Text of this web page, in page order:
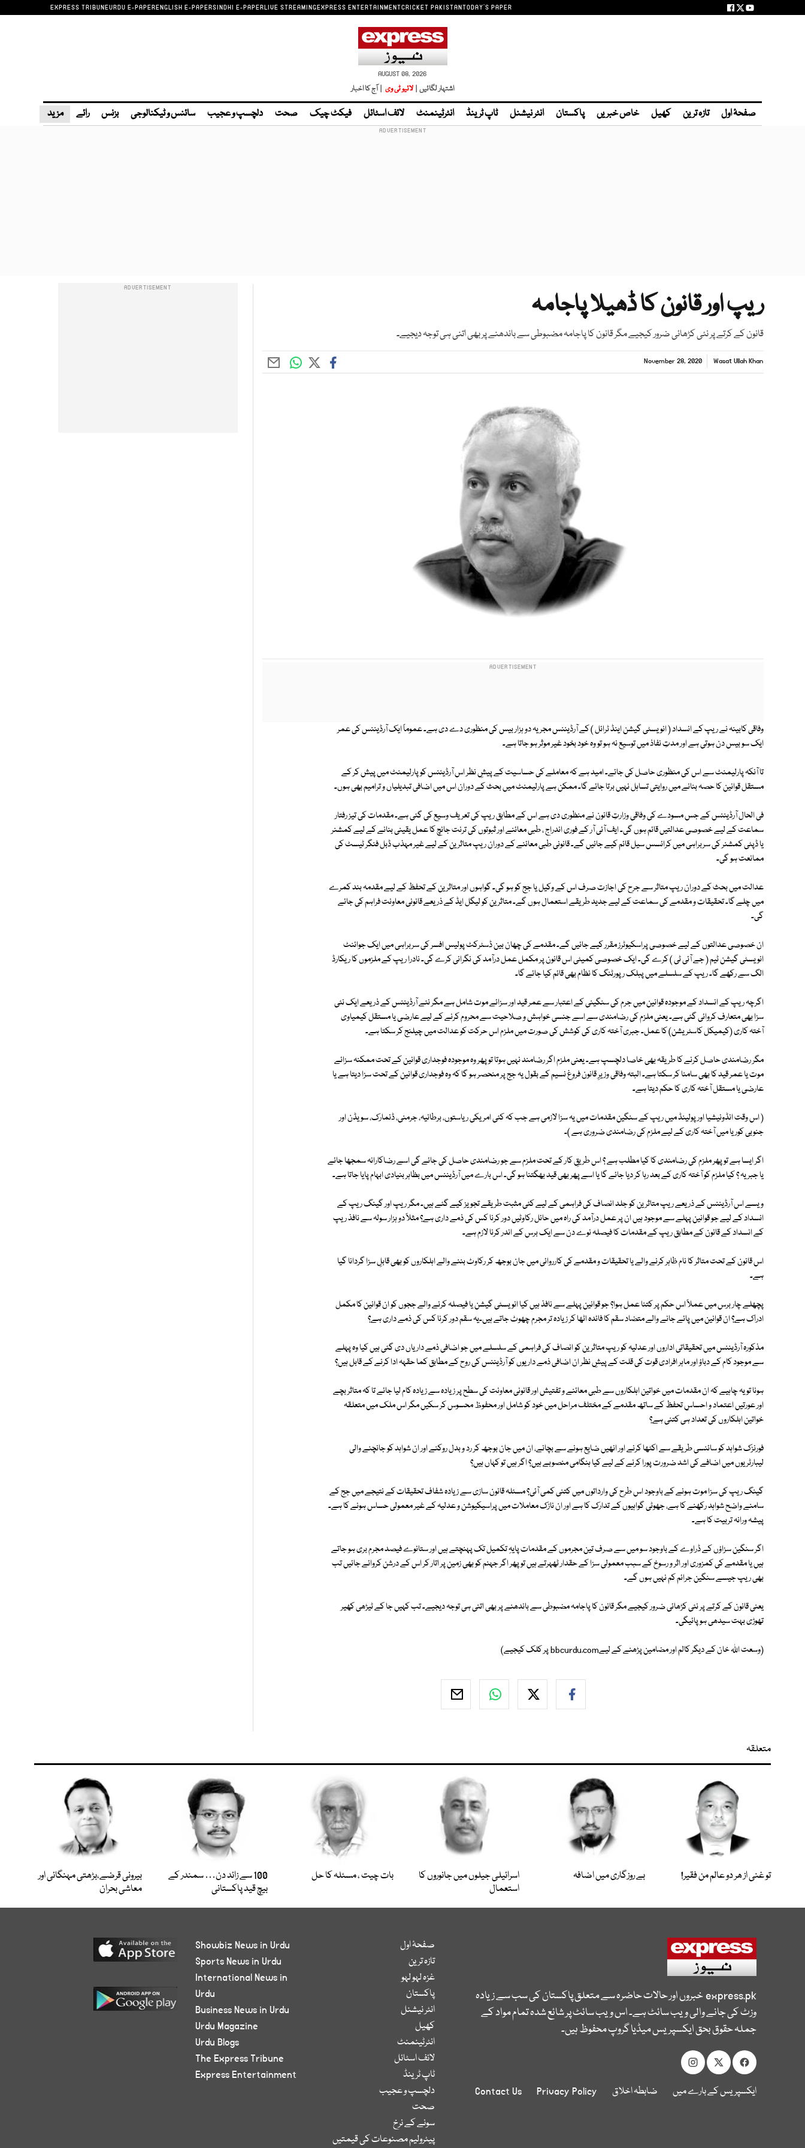
EXPRESS TRIBUNEURDU E-PAPERENGLISH E-PAPERSINDHI E-PAPERLIVE STREAMINGEXPRESS ENTERTAINMENTCRICKET PAKISTANTODAY'S PAPER
AUGUST 08, 2026
اشتہار لگائیں | لائیو ٹی وی | آج کا اخبار
صفحۂ اول تازہ ترین کھیل خاص خبریں پاکستان انٹر نیشنل ٹاپ ٹرینڈ انٹرٹینمنٹ لائف اسٹائل فیکٹ چیک صحت دلچسپ و عجیب سائنس و ٹیکنالوجی بزنس رائے مزید
ریپ اور قانون کا ڈھیلا پاجامہ
قانون کے کرتے پر نئی کڑھائی ضرور کیجیے مگر قانون کا پاجامہ مضبوطی سے باندھنے پر بھی اتنی ہی توجہ دیجیے۔
Wasat Ullah Khan
November 28, 2020
وفاقی کابینہ نے ریپ کے انسداد ( انویسٹی گیشن اینڈ ٹرائل ) کے آرڈیننس مجریہ دو ہزار بیس کی منظوری دے دی ہے۔ عموماً ایک آرڈیننس کی عمر
ایک سو بیس دن ہوتی ہے اور مدتِ نفاذ میں توسیع نہ ہو تو وہ خود بخود غیر موثر ہو جاتا ہے۔
تا آنکہ پارلیمنٹ سے اس کی منظوری حاصل کی جائے۔ امید ہے کہ معاملے کی حساسیت کے پیشِ نظر اس آرڈیننس کو پارلیمنٹ میں پیش کر کے
مستقل قوانین کا حصہ بنانے میں روایتی تساہل نہیں برتا جائے گا۔ ممکن ہے پارلیمنٹ میں بحث کے دوران اس میں اضافی تبدیلیاں و ترامیم بھی ہوں۔
فی الحال آرڈیننس کے جس مسودے کی وفاقی وزارتِ قانون نے منظوری دی ہے اس کے مطابق ریپ کی تعریف وسیع کی گئی ہے۔ مقدمات کی تیز رفتار
سماعت کے لیے خصوصی عدالتیں قائم ہوں گی۔ ایف آئی آر کے فوری اندراج ، طبی معائنے اور ثبوتوں کی ترنت جانچ کا عمل یقینی بنانے کے لیے کمشنر
یا ڈپٹی کمشنر کی سربراہی میں کرائسس سیل قائم کیے جائیں گے۔ قانونی طبی معائنے کے دوران ریپ متاثرین کے لیے غیر مہذب ڈبل فنگر ٹیسٹ کی
ممانعت ہو گی۔
عدالت میں بحث کے دوران ریپ متاثر سے جرح کی اجازت صرف اس کے وکیل یا جج کو ہو گی۔ گواہوں اور متاثرین کے تحفظ کے لیے مقدمہ بند کمرے
میں چلے گا۔ تحقیقات و مقدمے کی سماعت کے لیے جدید طریقے استعمال ہوں گے۔ متاثرین کو لیگل ایڈ کے ذریعے قانونی معاونت فراہم کی جائے
گی۔
ان خصوصی عدالتوں کے لیے خصوصی پراسکیوٹرز مقرر کیے جائیں گے۔ مقدمے کی چھان بین ڈسٹرکٹ پولیس افسر کی سربراہی میں ایک جوائنٹ
انویسٹی گیشن ٹیم ( جے آئی ٹی ) کرے گی۔ ایک خصوصی کمیٹی اس قانون پر مکمل عمل درآمد کی نگرانی کرے گی۔ نادرا ریپ کے ملزموں کا ریکارڈ
الگ سے رکھے گا۔ ریپ کے سلسلے میں پبلک رپورٹنگ کا نظام بھی قائم کیا جائے گا۔
اگرچہ ریپ کے انسداد کے موجودہ قوانین میں جرم کی سنگینی کے اعتبار سے عمر قید اور سزائے موت شامل ہے مگر نئے آرڈیننس کے ذریعے ایک نئی
سزا بھی متعارف کروائی گئی ہے۔ یعنی ملزم کی رضامندی سے اسے جنسی خواہش و صلاحیت سے محروم کرنے کے لیے عارضی یا مستقل کیمیاوی
آختہ کاری (کیمیکل کاسٹریشن) کا عمل۔ جبری آختہ کاری کی کوشش کی صورت میں ملزم اس حرکت کو عدالت میں چیلنج کر سکتا ہے۔
مگر رضامندی حاصل کرنے کا طریقہ بھی خاصا دلچسپ ہے۔ یعنی ملزم اگر رضامند نہیں ہوتا تو پھر وہ موجودہ فوجداری قوانین کے تحت ممکنہ سزائے
موت یا عمر قید کا بھی سامنا کر سکتا ہے۔ البتہ وفاقی وزیرِ قانون فروغ نسیم کے بقول یہ جج پر منحصر ہو گا کہ وہ فوجداری قوانین کے تحت سزا دیتا ہے یا
عارضی یا مستقل آختہ کاری کا حکم دیتا ہے۔
( اس وقت انڈونیشیا اور پولینڈ میں ریپ کے سنگین مقدمات میں یہ سزا لازمی ہے جب کہ کئی امریکی ریاستوں، برطانیہ، جرمنی، ڈنمارک، سویڈن اور
جنوبی کوریا میں آختہ کاری کے لیے ملزم کی رضامندی ضروری ہے )۔
اگر ایسا ہے تو پھر ملزم کی رضامندی کا کیا مطلب ہے ؟ اس طریقِ کار کے تحت ملزم سے جو رضامندی حاصل کی جائے گی اسے رضاکارانہ سمجھا جائے
یا جبریہ ؟ کیا ملزم کو آختہ کاری کے بعد رہا کر دیا جائے گا یا اسے پھر بھی قید بھگتنا ہو گی۔ اس بارے میں آرڈیننس میں بظاہر بنیادی ابہام پایا جاتا ہے۔
ویسے اس آرڈیننس کے ذریعے ریپ متاثرین کو جلد انصاف کی فراہمی کے لیے کئی مثبت طریقے تجویز کیے گئے ہیں۔ مگر ریپ اور گینگ ریپ کے
انسداد کے لیے جو قوانین پہلے سے موجود ہیں ان پر عمل درآمد کی راہ میں حائل رکاوٹیں دور کرنا کس کی ذمے داری ہے؟ مثلاً دو ہزار سولہ سے نافذ ریپ
کے انسداد کے قانون کے مطابق ریپ کے مقدمات کا فیصلہ نوے دن سے ایک برس کے اندر کرنا لازم ہے۔
اس قانون کے تحت متاثر کا نام ظاہر کرنے والے یا تحقیقات و مقدمے کی کارروائی میں جان بوجھ کر رکاوٹ بننے والے اہلکاروں کو بھی قابلِ سزا گردانا گیا
ہے۔
پچھلے چار برس میں عملاً اس حکم پر کتنا عمل ہوا؟ جو قوانین پہلے سے نافذ ہیں کیا انویسٹی گیشن یا فیصلہ کرنے والے ججوں کو ان قوانین کا مکمل
ادراک ہے؟ ان قوانین میں پائے جانے والے متضاد سقم کا فائدہ اٹھا کر زیادہ تر مجرم چھوٹ جاتے ہیں۔یہ سقم دور کرنا کس کی ذمے داری ہے؟
مذکورہ آرڈیننس میں تحقیقاتی اداروں اور عدلیہ کو ریپ متاثرین کو انصاف کی فراہمی کے سلسلے میں جو اضافی ذمے داریاں دی گئی ہیں کیا وہ پہلے
سے موجود کام کے دباؤ اور ماہر افرادی قوت کی قلت کے پیشِ نظر ان اضافی ذمے داریوں کو آرڈیننس کی روح کے مطابق کما حقہہ ادا کرنے کے قابل ہیں؟
ہونا تو یہ چاہیے کہ ان مقدمات میں خواتین اہلکاروں سے طبی معائنے و تفتیش اور قانونی معاونت کی سطح پر زیادہ سے زیادہ کام لیا جائے تا کہ متاثر بچے
اور عورتیں اعتماد و احساسِ تحفظ کے ساتھ مقدمے کے مختلف مراحل میں خود کو شامل اور محفوظ محسوس کر سکیں مگر اس ملک میں متعلقہ
خواتین اہلکاروں کی تعداد ہی کتنی ہے؟
فورنزک شواہد کو سائنسی طریقے سے اکٹھا کرنے اور انھیں ضایع ہونے سے بچانے، ان میں جان بوجھ کر رد و بدل روکنے اور ان شواہد کو جانچنے والی
لیبارٹریوں میں اضافے کی اشد ضرورت پورا کرنے کے لیے کیا ہنگامی منصوبے ہیں؟ اگر ہیں تو کہاں ہیں؟
گینگ ریپ کی سزا موت ہونے کے باوجود اس طرح کی وارداتوں میں کتنی کمی آئی؟ مسئلہ قانون سازی سے زیادہ شفاف تحقیقات کے نتیجے میں جج کے
سامنے واضح شواہد رکھنے کا ہے، جھوٹی گواہیوں کے تدارک کا ہے اور ان نازک معاملات میں پراسیکیوشن و عدلیہ کے غیر معمولی حساس ہونے کا ہے۔
پیشہ ورانہ تربیت کا ہے۔
اگر سنگین سزاؤں کے ڈراوے کے باوجود سو میں سے صرف تین مجرموں کے مقدمات پایہِ تکمیل تک پہنچتے ہیں اور ستانوے فیصد مجرم بری ہو جاتے
ہیں یا مقدمے کی کمزوری اور اثر و رسوخ کے سبب معمولی سزا کے حقدار ٹھہرتے ہیں تو پھر اگر جہنم کو بھی زمین پر اتار کر اس کے درشن کروائے جائیں تب
بھی ریپ جیسے سنگین جرائم کم نہیں ہوں گے۔
یعنی قانون کے کرتے پر نئی کڑھائی ضرور کیجیے مگر قانون کا پاجامہ مضبوطی سے باندھنے پر بھی اتنی ہی توجہ دیجیے۔ تب کہیں جا کے ٹیڑھی کھیر
تھوڑی بہت سیدھی ہو پائیگی۔
(وسعت اللہ خان کے دیگر کالم اور مضامین پڑھنے کے لیےbbcurdu.com پر کلک کیجیے)
متعلقہ
تو غنی از ھر دو عالم من فقیر! بے روزگاری میں اضافہ
اسرائیلی جیلوں میں جانوروں کا
استعمال
بات چیت ، مسئلہ کا حل
100 سے زائد دن… سمندر کے
بیچ قید پاکستانی
بیرونی قرضے،بڑھتی مہنگائی اور
معاشی بحران
express.pkخبروں اور حالات حاضرہ سے متعلق پاکستان کی سب سے زیادہ
وزٹ کی جانے والی ویب سائٹ ہے۔ اس ویب سائٹ پر شائع شدہ تمام مواد کے
جملہ حقوق بحق ایکسپریس میڈیا گروپ محفوظ ہیں۔
ایکسپریس کے بارے میں ضابطہ اخلاق Privacy Policy
Contact Us
صفحۂ اول
تازہ ترین
غزہ لہو لہو
پاکستان
انٹر نیشنل
کھیل
انٹرٹینمنٹ
لائف اسٹائل
ٹاپ ٹرینڈ
دلچسپ و عجیب
صحت
سونے کے نرخ
پیٹرولیم مصنوعات کی قیمتیں
Showbiz News in Urdu
Sports News in Urdu
International News in
Urdu
Business News in Urdu
Urdu Magazine
Urdu Blogs
The Express Tribune
Express Entertainment